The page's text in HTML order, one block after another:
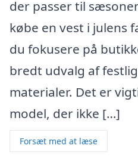
der passer til
købe en vest i julens
du fokusere på
bredt udvalg af
materialer. Det er
model, der ikke […]
Forsæt med at læse